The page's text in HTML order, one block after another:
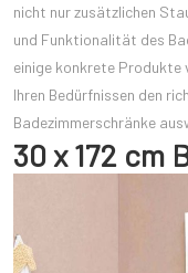
nicht nur zusätzlichen
und Funktionalität des
einige konkrete Produkte
Ihren Bedürfnissen den
Badezimmerschränke
30 x 172 cm